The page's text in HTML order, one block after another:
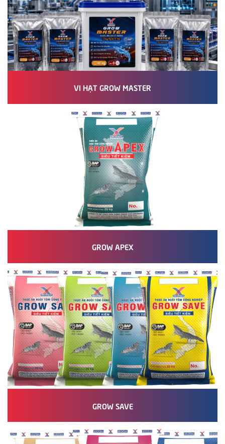
VI HẠT GROW MASTER
GROW APEX
GROW SAVE